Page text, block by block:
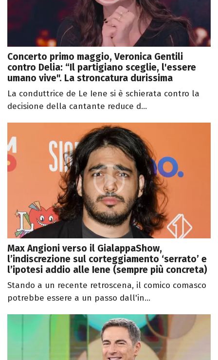
Concerto primo maggio, Veronica Gentili
contro Delia: “Il partigiano sceglie, l'essere
umano vive". La stroncatura durissima
La conduttrice de Le Iene si è schierata contro la
decisione della cantante reduce d...
Max Angioni verso il GialappaShow,
l’indiscrezione sul corteggiamento ‘serrato’ e
l’ipotesi addio alle Iene (sempre più concreta)
Stando a un recente retroscena, il comico comasco
potrebbe essere a un passo dall'in...